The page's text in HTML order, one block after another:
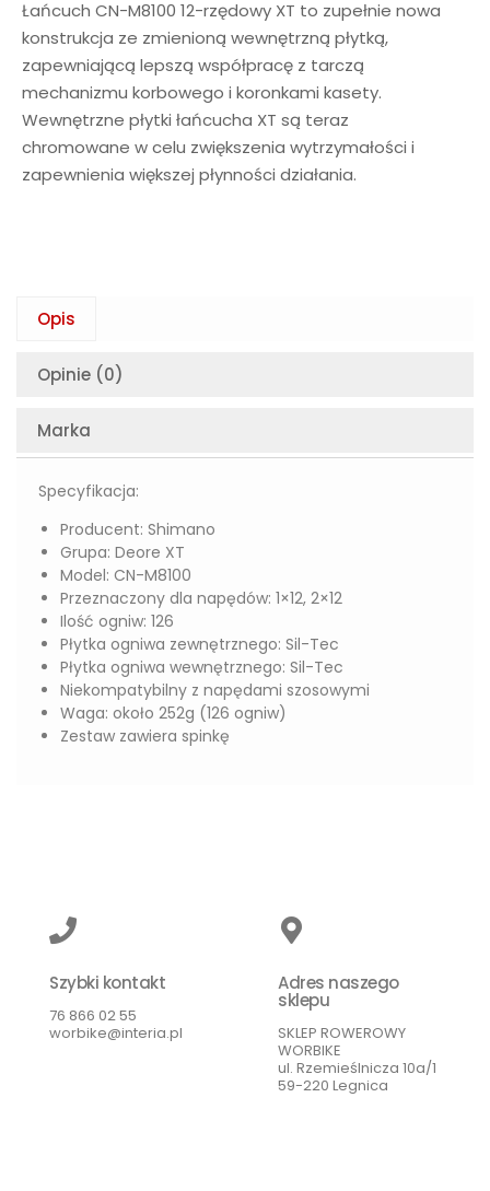
Łańcuch CN-M8100 12-rzędowy XT to zupełnie nowa
konstrukcja ze zmienioną wewnętrzną płytką,
zapewniającą lepszą współpracę z tarczą
mechanizmu korbowego i koronkami kasety.
Wewnętrzne płytki łańcucha XT są teraz
chromowane w celu zwiększenia wytrzymałości i
zapewnienia większej płynności działania.
Opis
Opinie (0)
Marka
Specyfikacja:
Producent: Shimano
Grupa: Deore XT
Model: CN-M8100
Przeznaczony dla napędów: 1×12, 2×12
Ilość ogniw: 126
Płytka ogniwa zewnętrznego: Sil-Tec
Płytka ogniwa wewnętrznego: Sil-Tec
Niekompatybilny z napędami szosowymi
Waga: około 252g (126 ogniw)
Zestaw zawiera spinkę
Szybki kontakt
76 866 02 55
worbike@interia.pl
Adres naszego
sklepu
SKLEP ROWEROWY
WORBIKE
ul. Rzemieślnicza 10a/1
59-220 Legnica